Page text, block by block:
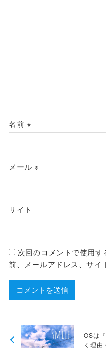
名前※
メール ※
サイト
次回のコメントで使用
前、メールアドレス、サイ
OSは
く理由